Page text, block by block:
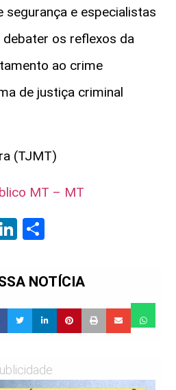
segurança e especialistas
debater os reflexos da
ao crime
de justiça criminal
(TJMT)
MT – MT
Messenger
LinkedIn
NOTÍCIA